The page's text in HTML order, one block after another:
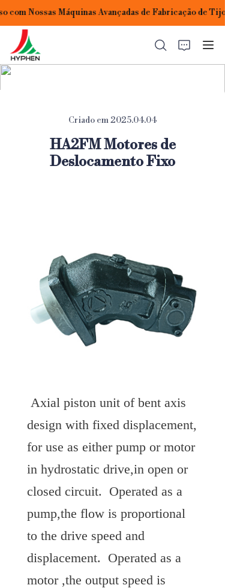
com Nossas Máquinas Avançadas de Fabricação de
Construindo Seu
Sucesso com Nossas
Máquinas Avançadas
de Fabricação de
Criado em 2025.04.04
HA2FM Motores de
Deslocamento Fixo
design with fixed displacement,
for use as either pump or motor
in hydrostatic drive,in open or
closed circuit.  Operated as a
pump,the flow is proportional
to the drive speed and
displacement.  Operated as a
motor ,the output speed is
PRODUTOS
APLICAÇÕES